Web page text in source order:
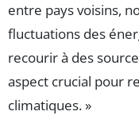
entre pays voisins,
fluctuations des
recourir à des
aspect crucial pour
climatiques. »